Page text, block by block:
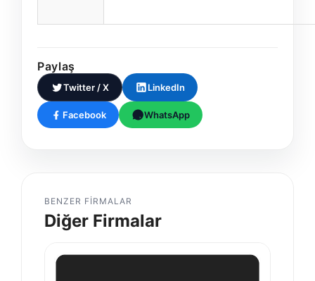
Paylaş
Twitter / X LinkedIn
Facebook WhatsApp
BENZER FIRMALAR
Diğer Firmalar